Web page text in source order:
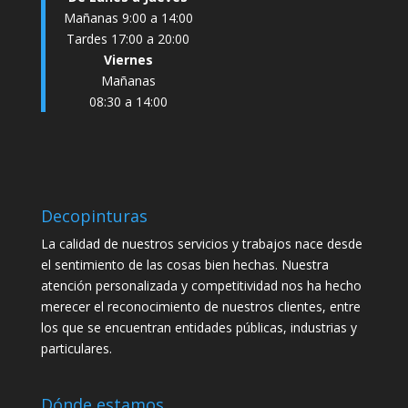
Mañanas 9:00 a 14:00
Tardes 17:00 a 20:00
Viernes
Mañanas
08:30 a 14:00
Decopinturas
La calidad de nuestros servicios y trabajos nace desde
el sentimiento de las cosas bien hechas. Nuestra
atención personalizada y competitividad nos ha hecho
merecer el reconocimiento de nuestros clientes, entre
los que se encuentran entidades públicas, industrias y
particulares.